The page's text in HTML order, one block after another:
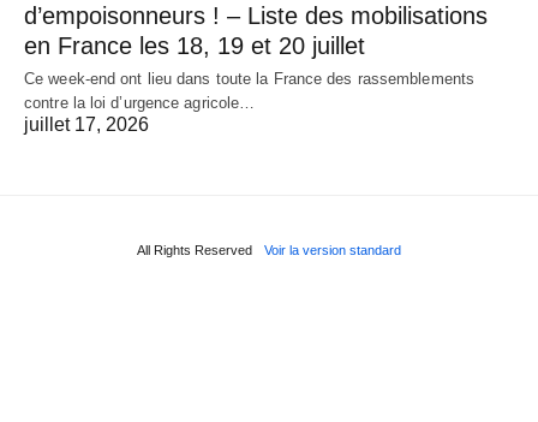
d’empoisonneurs ! – Liste des mobilisations
en France les 18, 19 et 20 juillet
Ce week-end ont lieu dans toute la France des rassemblements
contre la loi d’urgence agricole…
juillet 17, 2026
All Rights Reserved Voir la version standard